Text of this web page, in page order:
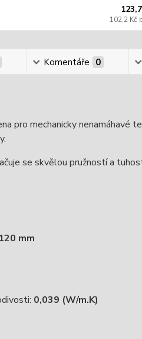
102,2 Kč
Komentáře 0
pro mechanicky nenamáhavé
se skvělou pružností a
mm
0,039 (W/m.K)